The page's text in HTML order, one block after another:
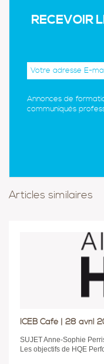
RECEVOIR
Annonces de
communiqués
Articles similaires
ICEB Café | 28 avril
SUJET Anne-Sophie
Les objectifs de HQE